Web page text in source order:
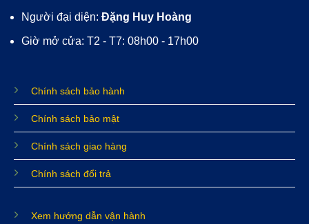
Người đại diện: Đặng Huy Hoàng
Giờ mở cửa: T2 - T7: 08h00 - 17h00
Chính sách bảo hành
Chính sách bảo mật
Chính sách giao hàng
Chính sách đổi trả
Xem hướng dẫn vận hành